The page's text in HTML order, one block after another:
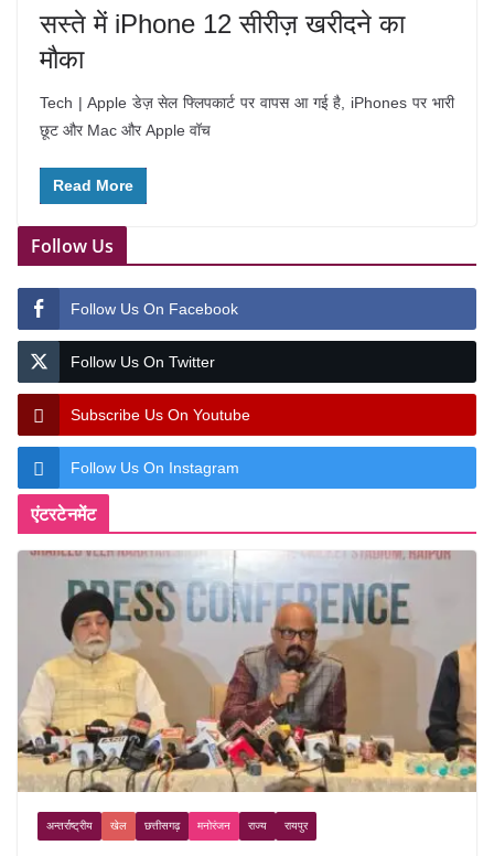
सस्ते में iPhone 12 सीरीज़ खरीदने का
मौका
Tech | Apple डेज़ सेल फ्लिपकार्ट पर वापस आ गई है, iPhones पर भारी
छूट और Mac और Apple वॉच
Read More
Follow Us
Follow Us On Facebook
Follow Us On Twitter
Subscribe Us On Youtube
Follow Us On Instagram
एंटरटेनमेंट
अन्तर्राष्ट्रीय खेल छत्तीसगढ़ मनोरंजन राज्य रायपुर